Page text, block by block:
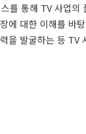
를 통해 TV 사업
에 대한 이해를 바
을 발굴하는 등 TV